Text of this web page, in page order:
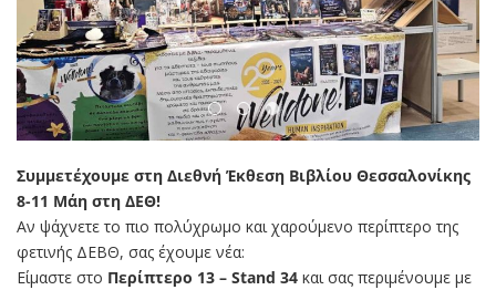
Συμμετέχουμε στη Διεθνή Έκθεση Βιβλίου Θεσσαλονίκης
8-11 Μάη στη ΔΕΘ!
Αν ψάχνετε το πιο πολύχρωμο και χαρούμενο περίπτερο της
φετινής ΔΕΒΘ, σας έχουμε νέα:
Είμαστε στο Περίπτερο 13 – Stand 34 και σας περιμένουμε με